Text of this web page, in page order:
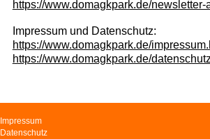
https://www.domagkpark.de/newsletter-
Impressum und Datenschutz:
https://www.domagkpark.de/
https://www.domagkpark.de/
Navigation
überspringen
Impressum
Datenschutz